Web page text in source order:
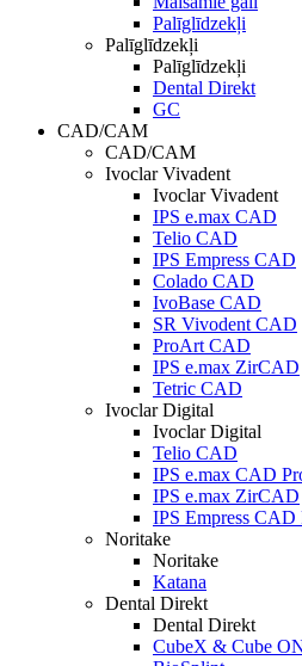
Palīglīdzekļi
Palīglīdzekļi
Palīglīdzekļi
Dental Direkt
GC
CAD/CAM
CAD/CAM
Ivoclar Vivadent
Ivoclar Vivadent
IPS e.max CAD
Telio CAD
IPS Empress CAD
Colado CAD
IvoBase CAD
SR Vivodent CAD
ProArt CAD
IPS e.max ZirCAD
Tetric CAD
Ivoclar Digital
Ivoclar Digital
Telio CAD
IPS e.max CAD
IPS e.max ZirCAD
IPS Empress CAD
Noritake
Noritake
Katana
Dental Direkt
Dental Direkt
CubeX & Cube